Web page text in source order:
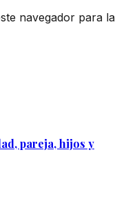
navegador para la
pareja, hijos y